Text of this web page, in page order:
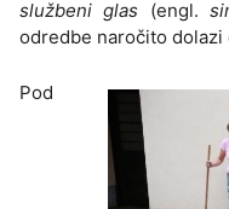
službeni glas (engl.
odredbe naročito dolazi
Pod